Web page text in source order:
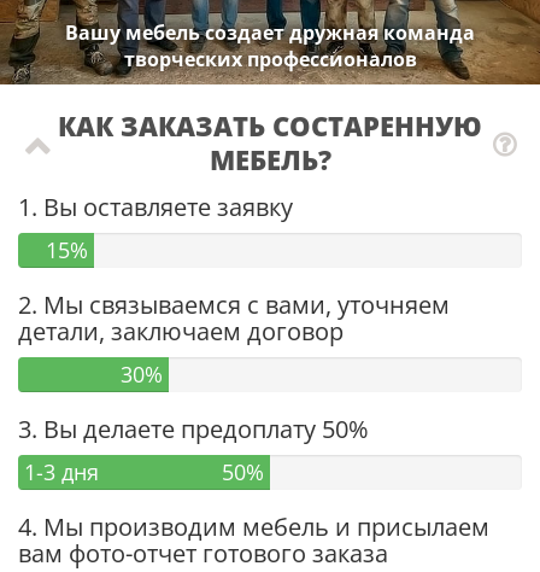
Вашу мебель создает дружная команда
творческих профессионалов
КАК ЗАКАЗАТЬ СОСТАРЕННУЮ
МЕБЕЛЬ?
1. Вы оставляете заявку
15%
2. Мы связываемся с вами, уточняем
детали, заключаем договор
30%
3. Вы делаете предоплату 50%
1-3 дня 50%
4. Мы производим мебель и присылаем
вам фото-отчет готового заказа